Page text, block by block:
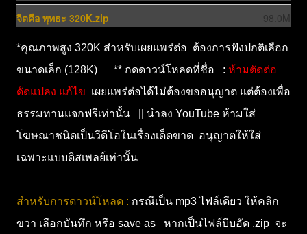
w
n
l
o
98.0M
จิตคือ พุทธะ 320K.zip
*คุณภาพสูง 320K สำหรับเผยแพร่ต่อ ต้องการฟังปกติเลือก
ขนาดเล็ก (128K) ** กดดาวน์โหลดที่ชื่อ : ห้ามตัดต่อ
ดัดแปลง แก้ไข เผยแพร่ต่อได้ไม่ต้องขออนุญาต แต่ต้องเพื่อ
ธรรมทานแจกฟรีเท่านั้น || นำลง YouTube ห้ามใส่
โฆษณาชนิดเป็นวีดีโอในเรื่องเด็ดขาด อนุญาตให้ใส่
เฉพาะแบบดิสเพลย์เท่านั้น
สำหรับการดาวน์โหลด : กรณีเป็น mp3 ไฟล์เดียว ให้คลิก
ขวา เลือกบันทึก หรือ save as หากเป็นไฟล์บีบอัด .zip จะ